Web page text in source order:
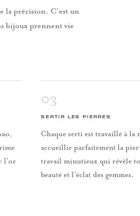
la précision. C’est un
bijoux prennent vie
l’or
03
SERTIR LES PIERRES
Chaque serti est travaillé à la
accueillir parfaitement la
travail minutieux qui révèle
beauté et l’éclat des gemmes.